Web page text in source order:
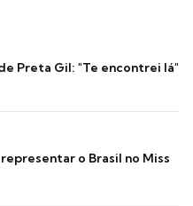
Preta Gil: "Te encontrei lá"
o Brasil no Miss